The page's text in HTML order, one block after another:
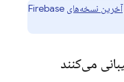
آخرین نسخه‌های Firebase
می‌کنند